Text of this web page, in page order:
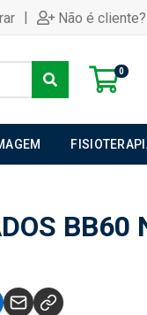
| Não é
0
BB60